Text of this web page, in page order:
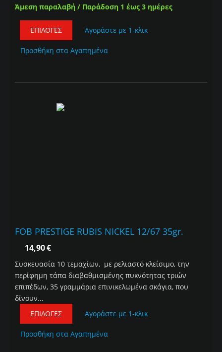
Άμεση παραλαβή / Παράδοση 1 έως 3 ημέρες
ΕΠΙΛΟΓΈΣ Αγοράστε με 1-κλικ
Προσθήκη στα Αγαπημένα
FOB PRESTIGE RUBIS NICKEL 12/67 35gr.
14,90€
Συσκευασία 10 τεμαχίων, με ρελιαστό κλείσιμο, την
περίφημη τάπα διαβαθμισμένης πυκνότητας τριών
επιπέδων, 35 γραμμάρια επινικελωμένα σκάγια, που
δίνουν...
ΕΠΙΛΟΓΈΣ
Αγοράστε με 1-κλικ
Προσθήκη στα Αγαπημένα